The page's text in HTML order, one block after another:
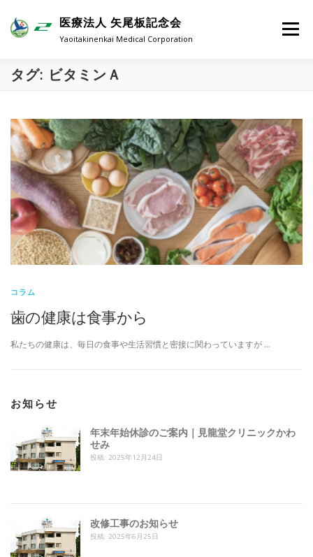
医療法人 矢尾板記念会
Yaoitakinenkai Medical Corporation
メニュー
タグ: ビタミンＡ
コラム
歯の健康は食事から
私たちの健康は、毎日の食事や生活習慣と密接に関わっていますが …
お知らせ
年末年始休診のご案内｜見龍堂クリニックかわ
せみ
投稿: 2025年12月24日
改修工事のお知らせ
投稿: 2025年6月25日